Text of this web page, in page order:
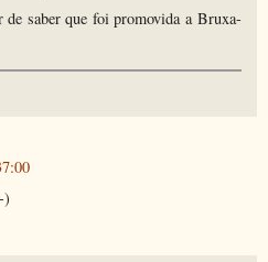
saber que foi promovida a Bruxa-
)